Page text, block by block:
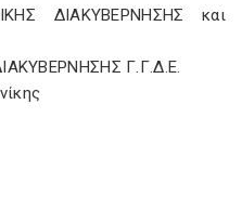
ΔΙΑΚΥΒΕΡΝΗΣΗΣ και
Γ.Γ.Δ.Ε.